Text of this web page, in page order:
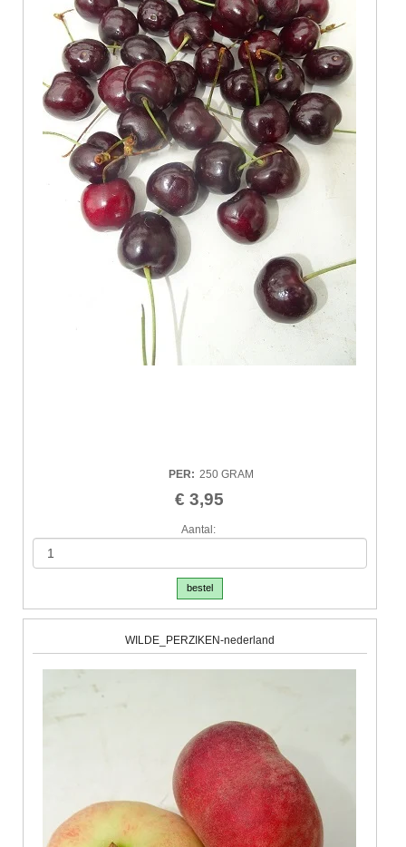
PER: 250 GRAM
€ 3,95
Aantal:
bestel
WILDE_PERZIKEN-nederland